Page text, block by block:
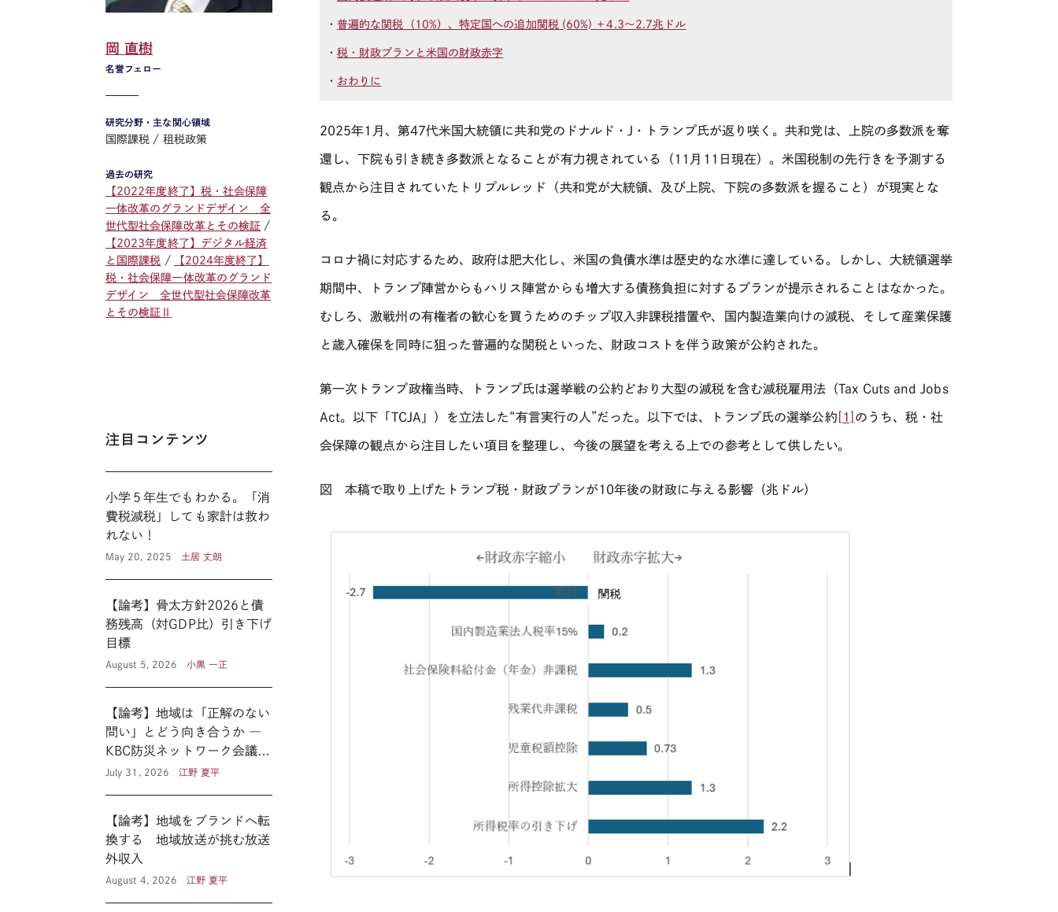
・普遍的な関税（ 10%）、特定国への追加関税 (60%) ＋4.3～2.7兆ドル
・税・財政プランと米国の財政赤字
・ おわりに
2025年1 月、第47代米国大統領に共和党のドナルド・ J ・トランプ氏が返り咲く。共和党は、上院の多数派を奪
還し、下院も引き続き多数派となることが有力視されている（ 11 月 11 日現在）。米国税制の先行きを予測する
観点から注目されていたトリプルレッド（共和党が大統領、及び上院、下院の多数派を握ること）が現実とな
る。
コロナ禍に対応するため、政府は肥大化し、米国の負債水準は歴史的な水準に達している。しかし、大統領選挙
期間中、トランプ陣営からもハリス陣営からも増大する債務負担に対するプランが提示されることはなかった。
むしろ、激戦州の有権者の歓心を買うためのチップ収入非課税措置や、国内製造業向けの減税、そして産業保護
と歳入確保を同時に狙った普遍的な関税といった、財政コストを伴う政策が公約された。
第一次トランプ政権当時、トランプ氏は選挙戦の公約どおり大型の減税を含む減税雇用法（Tax Cuts and Jobs
Act。以下「 TCJA 」）を立法した“有言実行の人”だった。以下では、トランプ氏の選挙公約 [1] のうち、税・社
会保障の観点から注目したい項目を整理し、今後の展望を考える上での参考として供したい。
図 本稿で取り上げたトランプ税・財政プランが10年後の財政に与える影響（兆ドル）
名誉フェロー
岡 直樹
研究分野・主な関心領域
国際課税 租税政策
過去の研究
【2022年度終了】税・社会保障
一体改革のグランドデザイン 全
世代型社会保障改革とその検証
【2023年度終了】デジタル経済
と国際課税
【2024年度終了】
税・社会保障一体改革のグランド
デザイン 全世代型社会保障改革
とその検証Ⅱ
注目コンテンツ
小学５年生でもわかる。「消
費税減税」しても家計は救わ
れない！
May 20, 2025 土居 丈朗
【論考】骨太方針2026と債
務残高（対GDP比）引き下げ
目標
August 5, 2026 小黒 一正
【論考】地域は「正解のない
問い」とどう向き合うか ―
KBC防災ネットワーク会議に
見る新たな公共性 ―
July 31, 2026 江野 夏平
【論考】地域をブランドへ転
換する 地域放送が挑む放送
外収入
August 4, 2026 江野 夏平